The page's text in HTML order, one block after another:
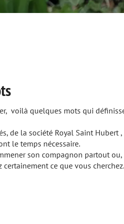
mots qui définissent
Royal Saint Hubert ,
partout ou,
que vous cherchez.